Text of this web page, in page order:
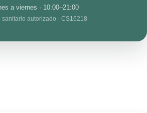
a viernes · 10:00–21:00
sanitario autorizado · CS16218